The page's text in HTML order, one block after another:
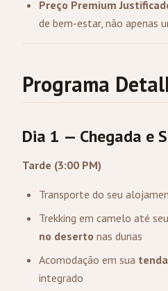
Preço Premium
de bem-estar, não apenas
Programa
Dia 1 — Chegada e
Tarde (3:00 PM)
Transporte do seu
Trekking em camelo até seu
no deserto nas dunas
Acomodação em sua
integrado